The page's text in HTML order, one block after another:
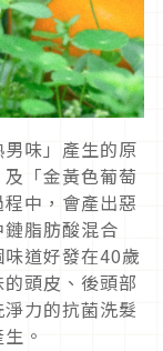
味」產生的原
「金黃色葡萄
程中，會產出惡
脂肪酸混合
道好發在40歲
頭皮、 後頭部
力的抗菌洗髮
。